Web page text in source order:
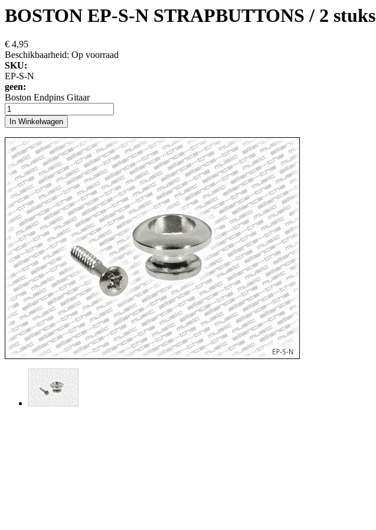
BOSTON EP-S-N STRAPBUTTONS / 2 stuks
€ 4,95
Beschikbaarheid: Op voorraad
SKU:
EP-S-N
geen:
Boston Endpins Gitaar
In Winkelwagen